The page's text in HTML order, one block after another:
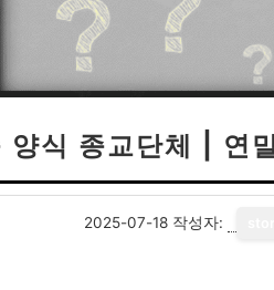
양식 종교단체 | 연
2025-07-18 작성자: